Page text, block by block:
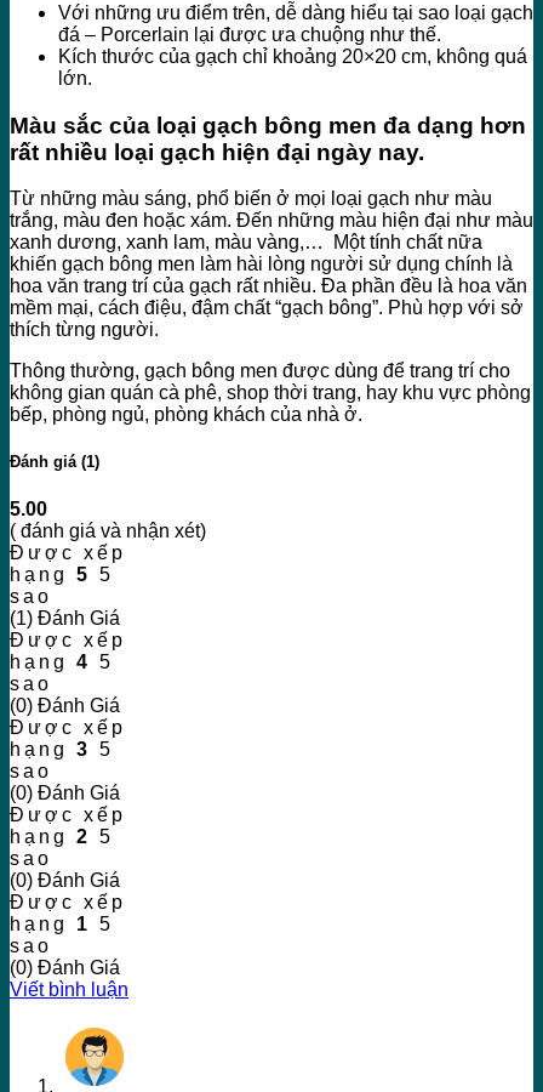
Với những ưu điểm trên, dễ dàng hiểu tại sao loại gạch
đá – Porcerlain lại được ưa chuộng như thế.
Kích thước của gạch chỉ khoảng 20×20 cm, không quá
lớn.
Màu sắc của loại gạch bông men đa dạng hơn
rất nhiều loại gạch hiện đại ngày nay.
Từ những màu sáng, phổ biến ở mọi loại gạch như màu
trắng, màu đen hoặc xám. Đến những màu hiện đại như màu
xanh dương, xanh lam, màu vàng,… Một tính chất nữa
khiến gạch bông men làm hài lòng người sử dụng chính là
hoa văn trang trí của gạch rất nhiều. Đa phần đều là hoa văn
mềm mại, cách điệu, đậm chất “gạch bông”. Phù hợp với sở
thích từng người.
Thông thường, gạch bông men được dùng để trang trí cho
không gian quán cà phê, shop thời trang, hay khu vực phòng
bếp, phòng ngủ, phòng khách của nhà ở.
Đánh giá (1)
5.00
( đánh giá và nhận xét)
Được xếp
hạng 5 5
sao
(1) Đánh Giá
Được xếp
hạng 4 5
sao
(0) Đánh Giá
Được xếp
hạng 3 5
sao
(0) Đánh Giá
Được xếp
hạng 2 5
sao
(0) Đánh Giá
Được xếp
hạng 1 5
sao
(0) Đánh Giá
Viết bình luận